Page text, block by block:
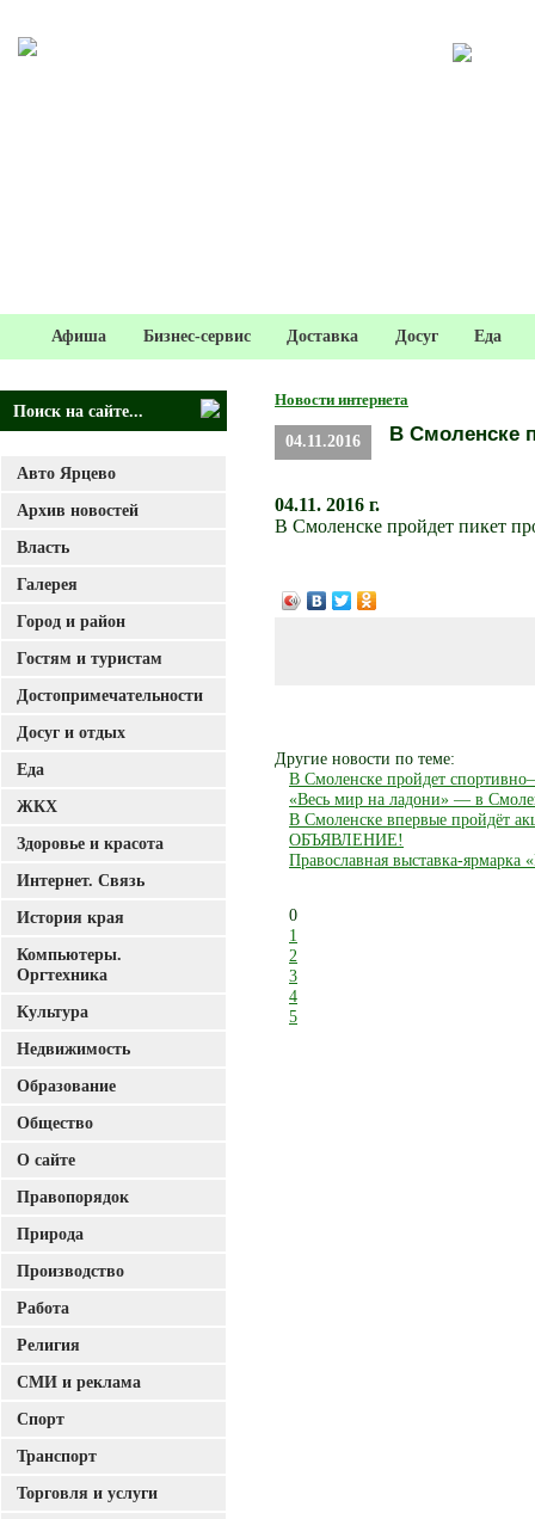
Афиша Бизнес-сервис Доставка Досуг Еда
Новости интернета
04.11.2016 В Смоленске
04.11. 2016 г.
В Смоленске пройдет пикет
Другие новости по теме:
В Смоленске пройдет
«Весь мир на ладони» — в
В Смоленске впервые пройдёт
ОБЪЯВЛЕНИЕ!
Православная выставка-ярмарка
0
1
2
3
4
5
Авто Ярцево
Архив новостей
Власть
Галерея
Город и район
Гостям и туристам
Достопримечательности
Досуг и отдых
Еда
ЖКХ
Здоровье и красота
Интернет. Связь
История края
Компьютеры.
Оргтехника
Культура
Недвижимость
Образование
Общество
О сайте
Правопорядок
Природа
Производство
Работа
Религия
СМИ и реклама
Спорт
Транспорт
Торговля и услуги